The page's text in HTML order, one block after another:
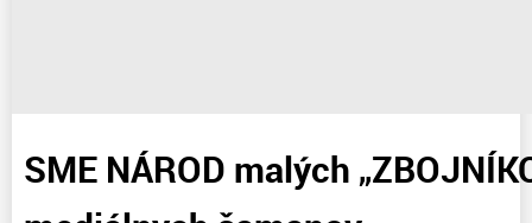
SME NÁROD malých